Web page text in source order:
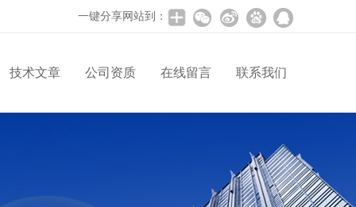
一键分享网站到：
技术文章 公司资质 在线留言 联系我们